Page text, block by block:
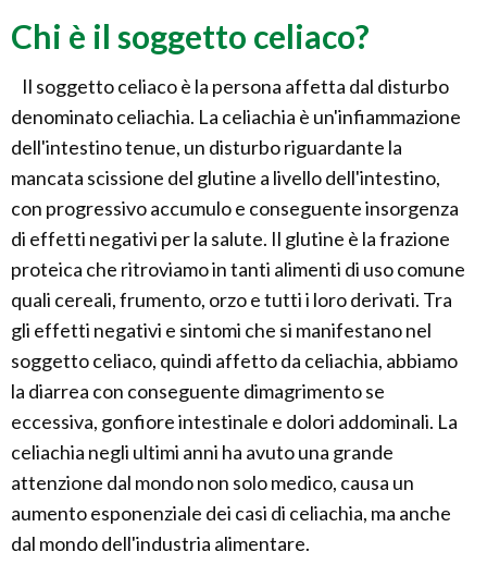
Chi è il soggetto celiaco?
Il soggetto celiaco è la persona affetta dal disturbo
denominato celiachia. La celiachia è un'infiammazione
dell'intestino tenue, un disturbo riguardante la
mancata scissione del glutine a livello dell'intestino,
con progressivo accumulo e conseguente insorgenza
di effetti negativi per la salute. Il glutine è la frazione
proteica che ritroviamo in tanti alimenti di uso comune
quali cereali, frumento, orzo e tutti i loro derivati. Tra
gli effetti negativi e sintomi che si manifestano nel
soggetto celiaco, quindi affetto da celiachia, abbiamo
la diarrea con conseguente dimagrimento se
eccessiva, gonfiore intestinale e dolori addominali. La
celiachia negli ultimi anni ha avuto una grande
attenzione dal mondo non solo medico, causa un
aumento esponenziale dei casi di celiachia, ma anche
dal mondo dell'industria alimentare.